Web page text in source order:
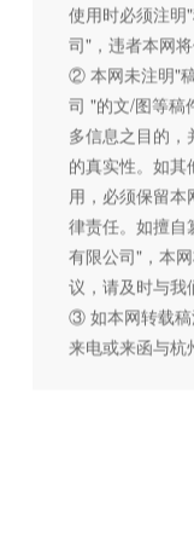
使用时必须注明
司"，违者本网将
② 本网未注明"
司 "的文/图等稿
多信息之目的，
的真实性。如其
用，必须保留
律责任。如擅自
有限公司"，本
议，请及时与我
③ 如本网转载稿
来电或来函与杭